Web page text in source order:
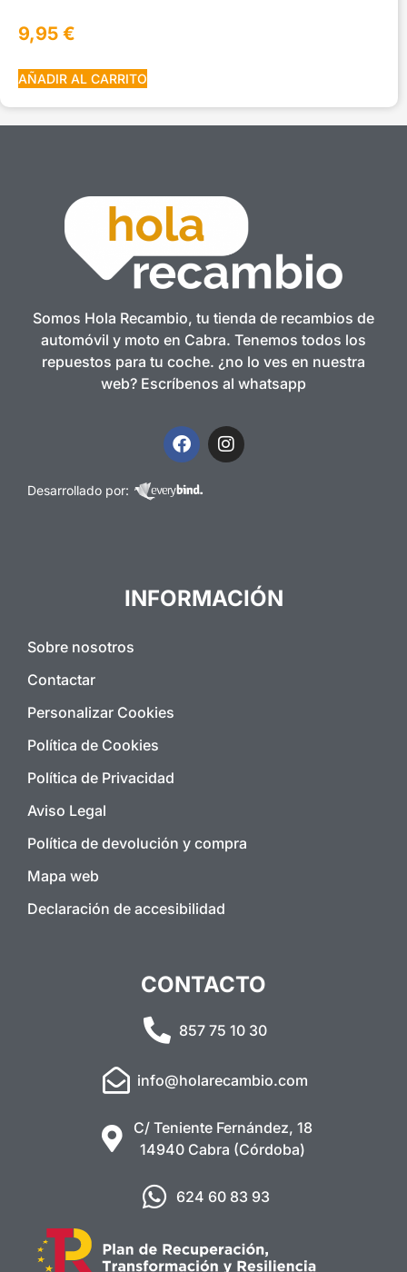
9,95 €
AÑADIR AL CARRITO
Somos Hola Recambio, tu tienda de recambios de
automóvil y moto en Cabra. Tenemos todos los
repuestos para tu coche. ¿no lo ves en nuestra
web? Escríbenos al whatsapp
Desarrollado por:
INFORMACIÓN
Sobre nosotros
Contactar
Personalizar Cookies
Política de Cookies
Política de Privacidad
Aviso Legal
Política de devolución y compra
Mapa web
Declaración de accesibilidad
CONTACTO
857 75 10 30
info@holarecambio.com
C/ Teniente Fernández, 18
14940 Cabra (Córdoba)
624 60 83 93